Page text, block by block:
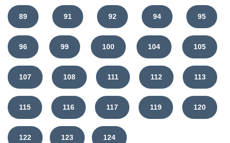
89 91 92 94 95
96 99 100 104 105
107 108 111 112 113
115 116 117 119 120
122 123 124